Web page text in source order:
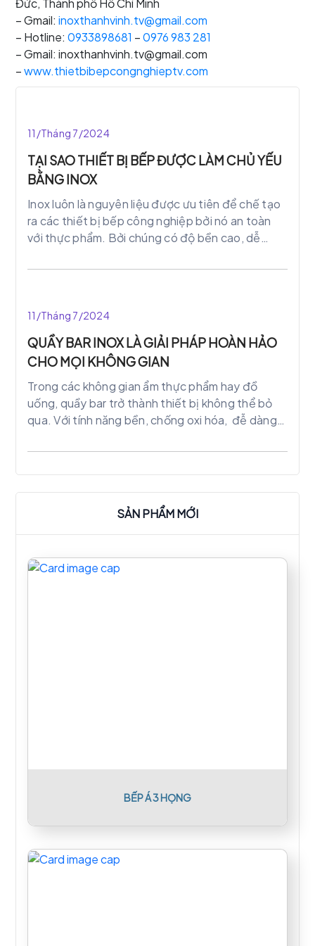
Đức, Thành phố Hồ Chí Minh
– Gmail: inoxthanhvinh.tv@gmail.com
– Hotline: 0933898681 –0976 983 281
– Gmail: inoxthanhvinh.tv@gmail.com
–www.thietbibepcongnghieptv.com
11/Tháng 7/2024
TẠI SAO THIẾT BỊ BẾP ĐƯỢC LÀM CHỦ YẾU
BẰNG INOX
Inox luôn là nguyên liệu được ưu tiên để chế tạo
ra các thiết bị bếp công nghiệp bởi nó an toàn
với thực phẩm. Bởi chúng có độ bền cao, dễ
cho không gian nhà bếp. Ngoài ra, inox có khả
11/Tháng 7/2024
QUẦY BAR INOX LÀ GIẢI PHÁP HOÀN HẢO
CHO MỌI KHÔNG GIAN
Trong các không gian ẩm thực phẩm hay đồ
uống, quầy bar trở thành thiết bị không thể bỏ
qua. Với tính năng bền, chống oxi hóa, đễ dàng
mang đến vẻ đẹp hiện đại. Và đáp ứng đầy đủ
SẢN PHẨM MỚI
BẾP Á 3 HỌNG